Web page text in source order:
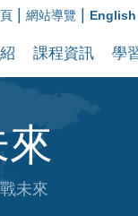
網站導覽 English
課程資訊 學
未來